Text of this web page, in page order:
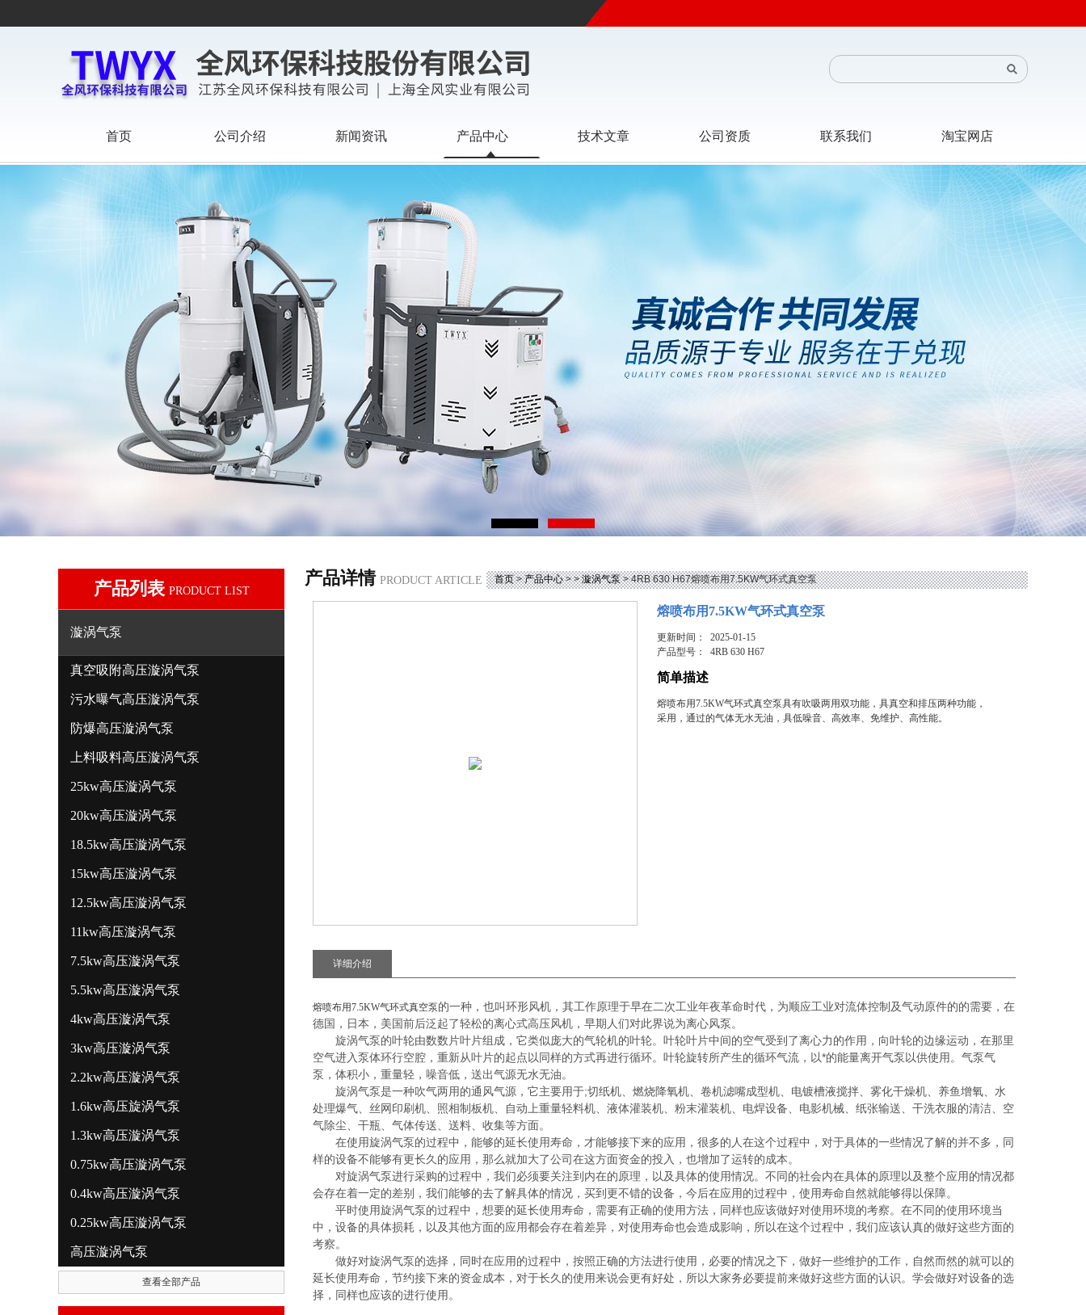
首页 公司介绍 新闻资讯 产品中心 技术文章 公司资质 联系我们 淘宝网店
产品列表 PRODUCT LIST
漩涡气泵
真空吸附高压漩涡气泵
污水曝气高压漩涡气泵
防爆高压漩涡气泵
上料吸料高压漩涡气泵
25kw高压漩涡气泵
20kw高压漩涡气泵
18.5kw高压漩涡气泵
15kw高压漩涡气泵
12.5kw高压漩涡气泵
11kw高压漩涡气泵
7.5kw高压漩涡气泵
5.5kw高压漩涡气泵
4kw高压漩涡气泵
3kw高压漩涡气泵
2.2kw高压漩涡气泵
1.6kw高压旋涡气泵
1.3kw高压漩涡气泵
0.75kw高压漩涡气泵
0.4kw高压漩涡气泵
0.25kw高压漩涡气泵
高压漩涡气泵
查看全部产品
产品详情 PRODUCT ARTICLE 首页>产品中心> >漩涡气泵> 4RB 630 H67熔喷布用7.5KW气环式真空泵
熔喷布用7.5KW气环式真空泵
更新时间： 2025-01-15
产品型号：4RB 630 H67
简单描述
熔喷布用7.5KW气环式真空泵具有吹吸两用双功能，具真空和排压两种功能，
采用，通过的气体无水无油，具低噪音、高效率、免维护、高性能。
详细介绍
熔喷布用7.5KW气环式真空泵的一种，也叫环形风机，其工作原理于早在二次工业年夜革命时代，为顺应工业对流体控制及气动原件的的需要，在
德国，日本，美国前后泛起了轻松的离心式高压风机，早期人们对此界说为离心风泵。
旋涡气泵的叶轮由数数片叶片组成，它类似庞大的气轮机的叶轮。叶轮叶片中间的空气受到了离心力的作用，向叶轮的边缘运动，在那里
空气进入泵体环行空腔，重新从叶片的起点以同样的方式再进行循环。叶轮旋转所产生的循环气流，以*的能量离开气泵以供使用。气泵气
泵，体积小，重量轻，噪音低，送出气源无水无油。
旋涡气泵是一种吹气两用的通风气源，它主要用于;切纸机、燃烧降氧机、卷机滤嘴成型机、电镀槽液搅拌、雾化干燥机、养鱼增氧、水
处理爆气、丝网印刷机、照相制板机、自动上重量轻料机、液体灌装机、粉末灌装机、电焊设备、电影机械、纸张输送、干洗衣服的清洁、空
气除尘、干瓶、气体传送、送料、收集等方面。
在使用旋涡气泵的过程中，能够的延长使用寿命，才能够接下来的应用，很多的人在这个过程中，对于具体的一些情况了解的并不多，同
样的设备不能够有更长久的应用，那么就加大了公司在这方面资金的投入，也增加了运转的成本。
对旋涡气泵进行采购的过程中，我们必须要关注到内在的原理，以及具体的使用情况。不同的社会内在具体的原理以及整个应用的情况都
会存在着一定的差别，我们能够的去了解具体的情况，买到更不错的设备，今后在应用的过程中，使用寿命自然就能够得以保障。
平时使用旋涡气泵的过程中，想要的延长使用寿命，需要有正确的使用方法，同样也应该做好对使用环境的考察。在不同的使用环境当
中，设备的具体损耗，以及其他方面的应用都会存在着差异，对使用寿命也会造成影响，所以在这个过程中，我们应该认真的做好这些方面的
考察。
做好对旋涡气泵的选择，同时在应用的过程中，按照正确的方法进行使用，必要的情况之下，做好一些维护的工作，自然而然的就可以的
延长使用寿命，节约接下来的资金成本，对于长久的使用来说会更有好处，所以大家务必要提前来做好这些方面的认识。学会做好对设备的选
择，同样也应该的进行使用。